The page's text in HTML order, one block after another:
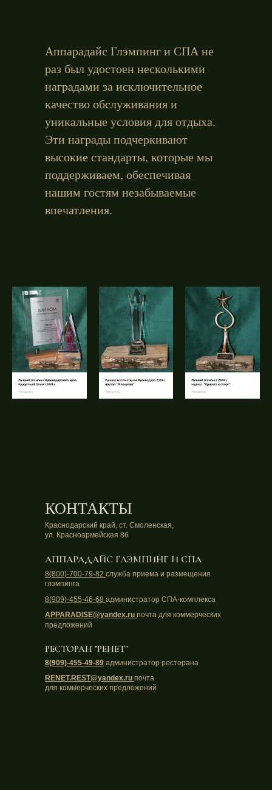
Аппарадайс Глэмпинг и СПА не
раз был удостоен несколькими
наградами за исключительное
качество обслуживания и
уникальные условия для отдыха.
Эти награды подчеркивают
высокие стандарты, которые мы
поддерживаем, обеспечивая
нашим гостям незабываемые
впечатления.
АППАРАДАЙС ГЛЭМПИНГ И СПА
8(800)-700-79-82 служба приема и размещения
глэмпинга
8(909)-455-46-68 администратор СПА-комплекса
РЕСТОРАН "РЕНЕТ"
APPARADISE@yandex.ru почта для коммерческих
предложений
8(909)-455-49-89 администратор ресторана
RENET.REST@yandex.ru почта
для коммерческих предложений
КОНТАКТЫ
Краснодарский край, ст. Смоленская,
ул. Красноармейская 86